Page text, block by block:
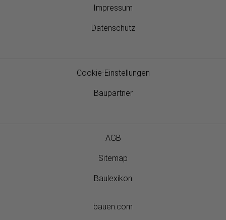
Impressum
Datenschutz
Cookie-Einstellungen
Baupartner
AGB
Sitemap
Baulexikon
bauen.com